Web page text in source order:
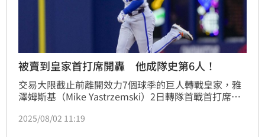
被賣到皇家首打席開轟 他成隊史第6人！
交易大限截止前離開效力7個球季的巨人轉戰皇家，雅
澤姆斯基（Mike Yastrzemski）2日轉隊首戰首打席炸
2025/08/02 11:19